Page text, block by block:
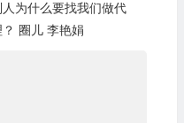
人为什么要找我们做代
理？ 圈儿 李艳娟